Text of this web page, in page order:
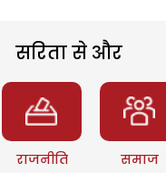
सरिता से और
राजनीति समाज